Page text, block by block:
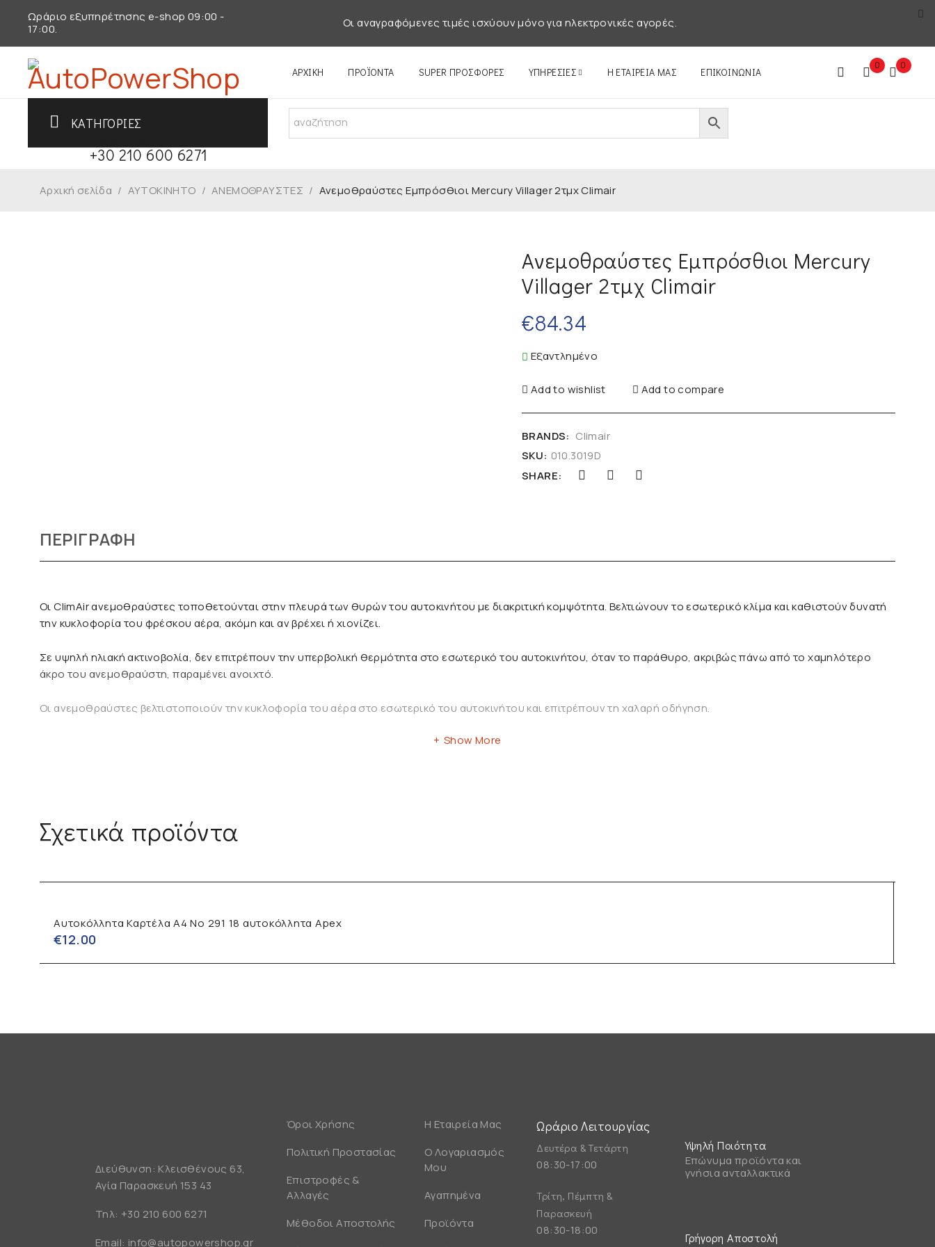
Ωράριο εξυπηρέτησης e-shop 09:00 -
17:00.
Οι αναγραφόμενες τιμές ισχύουν μόνο για ηλεκτρονικές αγορές.
ΑΡΧΙΚΉ ΠΡΟΪΌΝΤΑ SUPER ΠΡΟΣΦΟΡΕΣ ΥΠΗΡΕΣΊΕΣ Η ΕΤΑΙΡΕΊΑ ΜΑΣ ΕΠΙΚΟΙΝΩΝΊΑ
0 0
ΚΑΤΗΓΟΡΙΕΣ
+30 210 600 6271
Αρχική σελίδα / ΑΥΤΟΚΙΝΗΤΟ / ΑΝΕΜΟΘΡΑΥΣΤΕΣ / Ανεμοθραύστες Εμπρόσθιοι Mercury Villager 2τμχ Climair
Ανεμοθραύστες Εμπρόσθιοι Mercury
Villager 2τμχ Climair
€84.34
Εξαντλημένο
Add to wishlist Add to compare
BRANDS: Climair
SKU: 010.3019D
SHARE:
ΠΕΡΙΓΡΑΦΉ
Οι ClimAir ανεμοθραύστες τοποθετούνται στην πλευρά των θυρών του αυτοκινήτου με διακριτική κομψότητα. Βελτιώνουν το εσωτερικό κλίμα και καθιστούν δυνατή
την κυκλοφορία του φρέσκου αέρα, ακόμη και αν βρέχει ή χιονίζει.
Σε υψηλή ηλιακή ακτινοβολία, δεν επιτρέπουν την υπερβολική θερμότητα στο εσωτερικό του αυτοκινήτου, όταν το παράθυρο, ακριβώς πάνω από το χαμηλότερο
άκρο του ανεμοθραύστη, παραμένει ανοιχτό.
Οι ανεμοθραύστες βελτιστοποιούν την κυκλοφορία του αέρα στο εσωτερικό του αυτοκινήτου και επιτρέπουν τη χαλαρή οδήγηση.
Show More
Σχετικά προϊόντα
Αυτοκόλλητα Καρτέλα Α4 No 291 18 αυτοκόλλητα Apex
€12.00
Διεύθυνση: Κλεισθένους 63,
Αγία Παρασκευή 153 43
Τηλ: +30 210 600 6271
Email: info@autopowershop.gr
Όροι Χρήσης
Πολιτική Προστασίας
Επιστροφές &
Αλλαγές
Μέθοδοι Αποστολής
Η Εταιρεία Μας
Ο Λογαριασμός
Μου
Αγαπημένα
Προϊόντα
Ωράριο Λειτουργίας
Δευτέρα & Τετάρτη
08:30-17:00
Τρίτη, Πέμπτη &
Παρασκευή
08:30-18:00
Υψηλή Ποιότητα
Επώνυμα προϊόντα και
γνήσια ανταλλακτικά
Γρήγορη Αποστολή